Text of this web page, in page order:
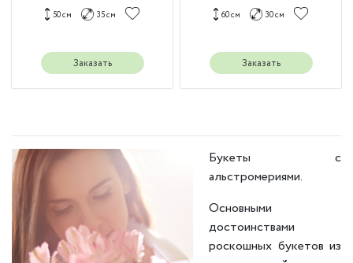
50 см 35 см
Заказать
60 см 30 см
Заказать
Букеты с
альстромериями.
Основными
достоинствами
роскошных букетов из